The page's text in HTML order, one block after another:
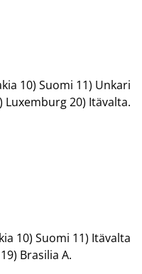
10) Suomi 11) Unkari
Luxemburg 20) Itävalta.
10) Suomi 11) Itävalta
Brasilia A.